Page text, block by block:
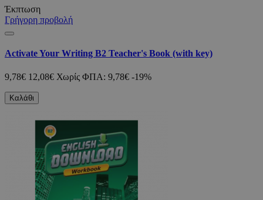
Έκπτωση
Γρήγορη προβολή
Activate Your Writing B2 Teacher's Book (with key)
9,78€ 12,08€ Χωρίς ΦΠΑ: 9,78€ -19%
Καλάθι